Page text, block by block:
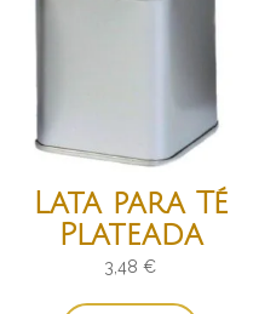
Lata para Té
Plateada
3,48€